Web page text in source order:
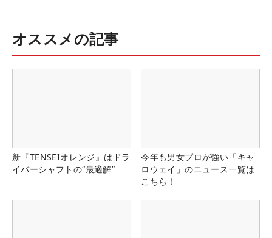
オススメの記事
新『TENSEIオレンジ』はドラ
イバーシャフトの“最適解”
今年も男女プロが強い「キャ
ロウェイ」のニュース一覧は
こちら！